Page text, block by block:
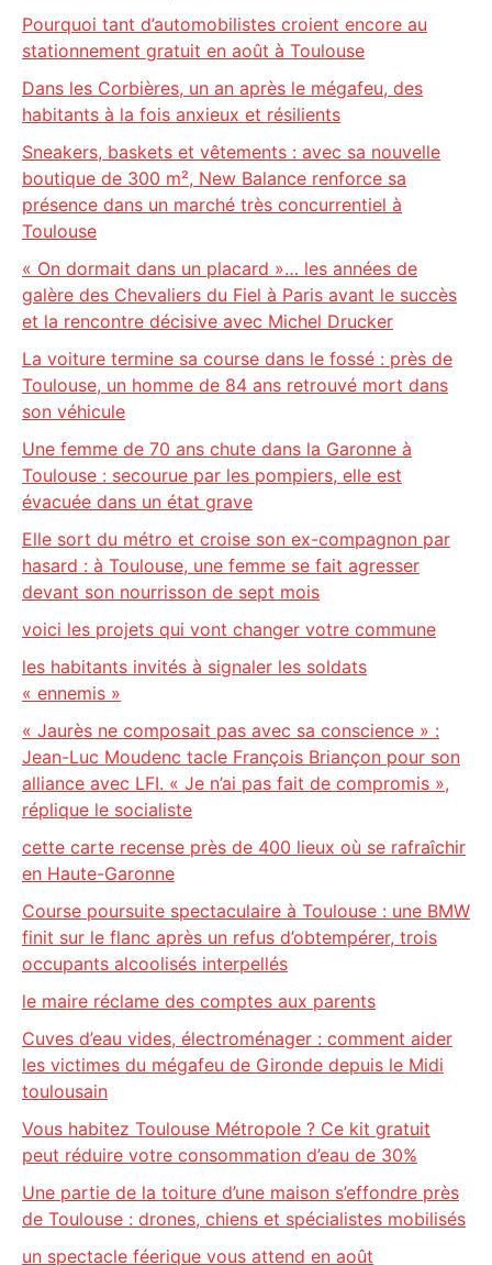
Pourquoi tant d’automobilistes croient encore au
stationnement gratuit en août à Toulouse
Dans les Corbières, un an après le mégafeu, des
habitants à la fois anxieux et résilients
Sneakers, baskets et vêtements : avec sa nouvelle
boutique de 300 m², New Balance renforce sa
présence dans un marché très concurrentiel à
Toulouse
« On dormait dans un placard »… les années de
galère des Chevaliers du Fiel à Paris avant le succès
et la rencontre décisive avec Michel Drucker
La voiture termine sa course dans le fossé : près de
Toulouse, un homme de 84 ans retrouvé mort dans
son véhicule
Une femme de 70 ans chute dans la Garonne à
Toulouse : secourue par les pompiers, elle est
évacuée dans un état grave
Elle sort du métro et croise son ex-compagnon par
hasard : à Toulouse, une femme se fait agresser
devant son nourrisson de sept mois
voici les projets qui vont changer votre commune
les habitants invités à signaler les soldats
« ennemis »
« Jaurès ne composait pas avec sa conscience » :
Jean-Luc Moudenc tacle François Briançon pour son
alliance avec LFI. « Je n’ai pas fait de compromis »,
réplique le socialiste
cette carte recense près de 400 lieux où se rafraîchir
en Haute-Garonne
Course poursuite spectaculaire à Toulouse : une BMW
finit sur le flanc après un refus d’obtempérer, trois
occupants alcoolisés interpellés
le maire réclame des comptes aux parents
Cuves d’eau vides, électroménager : comment aider
les victimes du mégafeu de Gironde depuis le Midi
toulousain
Vous habitez Toulouse Métropole ? Ce kit gratuit
peut réduire votre consommation d’eau de 30%
Une partie de la toiture d’une maison s’effondre près
de Toulouse : drones, chiens et spécialistes mobilisés
un spectacle féerique vous attend en août